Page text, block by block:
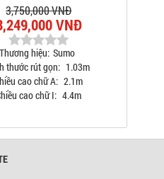
3,750,000 VNĐ
VNĐ
Thương hiệu: Sumo
thước rút gọn: 1.03m
cao chữ A: 2.1m
cao chữ I: 4.4m